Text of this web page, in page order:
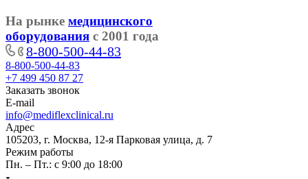
На рынке медицинского
оборудования с 2001 года
8-800-500-44-83
8-800-500-44-83
+7 499 450 87 27
Заказать звонок
E-mail
info@mediflexclinical.ru
Адрес
105203, г. Москва, 12-я Парковая улица, д. 7
Режим работы
Пн. – Пт.: с 9:00 до 18:00